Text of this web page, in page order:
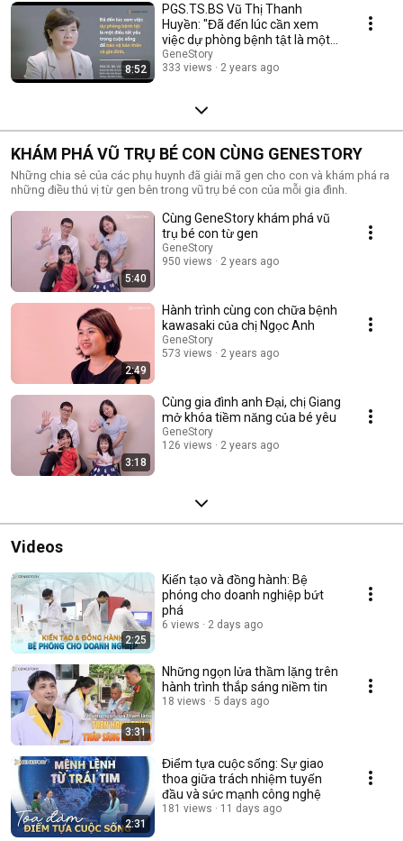
8:52
PGS.TS.BS Vũ Thị Thanh
Huyền: "Đã đến lúc cần xem
việc dự phòng bệnh tật là một
điều tất yếu"
GeneStory
333 views
2 years ago
KHÁM PHÁ VŨ TRỤ BÉ CON CÙNG GENESTORY
Những chia sẻ của các phụ huynh đã giải mã gen cho con và khám phá ra
những điều thú vị từ gen bên trong vũ trụ bé con của mỗi gia đình.
5:40
Cùng GeneStory khám phá vũ
trụ bé con từ gen
GeneStory
950 views
2 years ago
2:49
Hành trình cùng con chữa bệnh
kawasaki của chị Ngọc Anh
GeneStory
573 views
2 years ago
3:18
Cùng gia đình anh Đại, chị Giang
mở khóa tiềm năng của bé yêu
GeneStory
126 views
2 years ago
Videos
2:25
Kiến tạo và đồng hành: Bệ
phóng cho doanh nghiệp bứt
phá
6 views 2 days ago
3:31
Những ngọn lửa thầm lặng trên
hành trình thắp sáng niềm tin
18 views 5 days ago
2:31
Điểm tựa cuộc sống: Sự giao
thoa giữa trách nhiệm tuyến
đầu và sức mạnh công nghệ
181 views 11 days ago